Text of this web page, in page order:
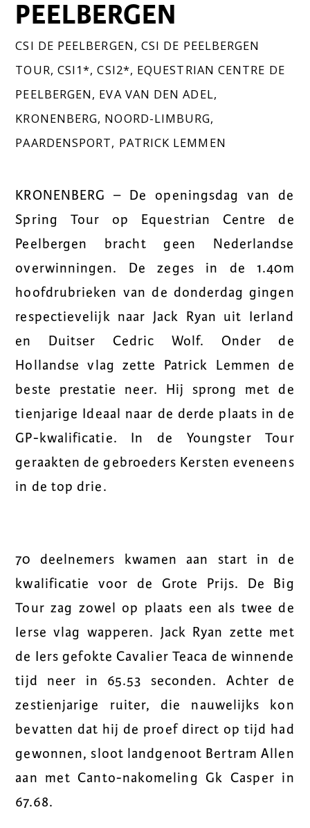
PEELBERGEN
CSI DE PEELBERGEN, CSI DE PEELBERGEN
TOUR, CSI1*,CSI2*, EQUESTRIAN CENTRE DE
PEELBERGEN, EVA VAN DEN ADEL,
KRONENBERG, NOORD-LIMBURG,
PAARDENSPORT, PATRICK LEMMEN
KRONENBERG – De openingsdag van de
Spring Tour op Equestrian Centre de
Peelbergen bracht geen Nederlandse
overwinningen. De zeges in de 1.40m
hoofdrubrieken van de donderdag gingen
respectievelijk naar Jack Ryan uit Ierland
en Duitser Cedric Wolf. Onder de
Hollandse vlag zette Patrick Lemmen de
beste prestatie neer. Hij sprong met de
tienjarige Ideaal naar de derde plaats in de
GP-kwalificatie. In de Youngster Tour
geraakten de gebroeders Kersten eveneens
in de top drie.
70 deelnemers kwamen aan start in de
kwalificatie voor de Grote Prijs. De Big
Tour zag zowel op plaats een als twee de
Ierse vlag wapperen. Jack Ryan zette met
de Iers gefokte Cavalier Teaca de winnende
tijd neer in 65.53 seconden. Achter de
zestienjarige ruiter, die nauwelijks kon
bevatten dat hij de proef direct op tijd had
gewonnen, sloot landgenoot Bertram Allen
aan met Canto-nakomeling Gk Casper in
67.68.